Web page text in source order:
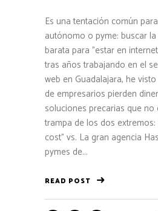
Es una tentación común
autónomo o pyme: buscar
barata para "estar en
tras años trabajando en el
web en Guadalajara, he
de empresarios pierden
soluciones precarias que no
trampa de los dos
cost" vs. La gran agencia
pymes de...
READ POST